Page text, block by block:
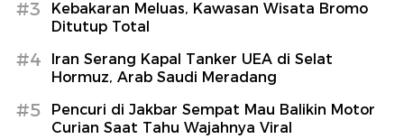
#3
Kebakaran Meluas, Kawasan Wisata Bromo
Ditutup Total
#4
Iran Serang Kapal Tanker UEA di Selat
Hormuz, Arab Saudi Meradang
#5
Pencuri di Jakbar Sempat Mau Balikin Motor
Curian Saat Tahu Wajahnya Viral